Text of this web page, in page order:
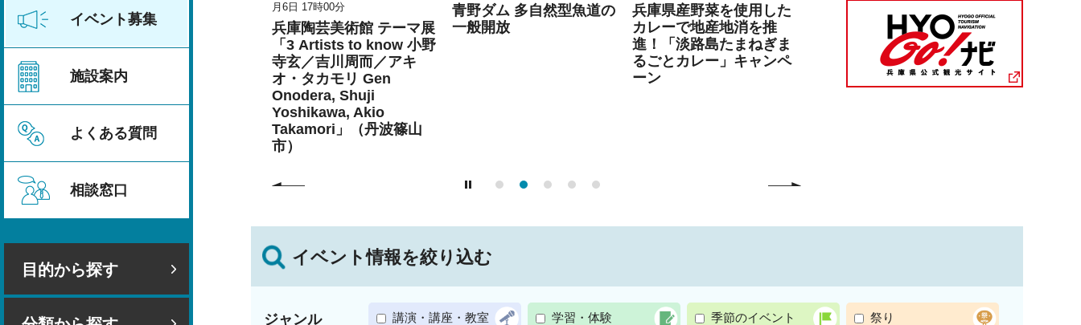
イベント募集
施設案内
よくある質問
相談窓口
目的から探す
の災害
兵庫陶芸美術館 特別展
こども学芸員とつくる
（丹波篠山市）
月6日 17時00分
兵庫陶芸美術館 テーマ展
「3 Artists to know 小野
寺玄／吉川周而／アキ
オ・タカモリ Gen
Onodera, Shuji
Yoshikawa, Akio
Takamori」（丹波篠山
市）
青野ダム 多自然型魚道の
一般開放
兵庫県産野菜を使用した
カレーで地産地消を推
進！「淡路島たまねぎま
るごとカレー」キャンペ
ーン
『第30回六甲山の災害
こども学芸
「夏のこど
（丹波篠山
イベント情報を絞り込む
ジャンル 講演・講座・教室 学習・体験 季節のイベント 祭り